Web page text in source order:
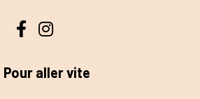
Pour aller vite